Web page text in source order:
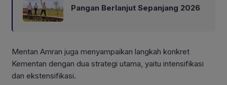
Pangan Berlanjut Sepanjang 2026
Mentan Amran juga menyampaikan langkah konkret
Kementan dengan dua strategi utama, yaitu intensifikasi
dan ekstensifikasi.